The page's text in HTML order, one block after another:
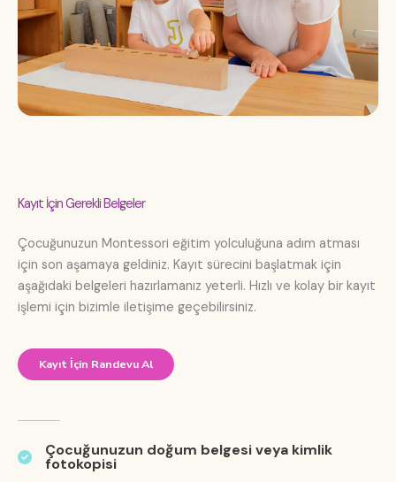
Kayıt İçin Gerekli Belgeler
Çocuğunuzun Montessori eğitim yolculuğuna adım atması
için son aşamaya geldiniz. Kayıt sürecini başlatmak için
aşağıdaki belgeleri hazırlamanız yeterli. Hızlı ve kolay bir kayıt
işlemi için bizimle iletişime geçebilirsiniz.
Kayıt İçin Randevu Al
Çocuğunuzun doğum belgesi veya kimlik
fotokopisi